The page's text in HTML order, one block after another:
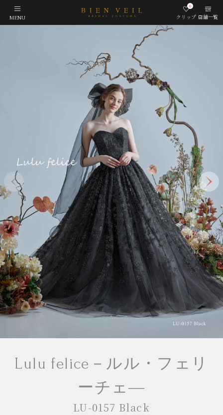
MENU クリップ
0
店舗一覧
Lulu felice－ルル・フェリ
ーチェ―
LU-0157 Black